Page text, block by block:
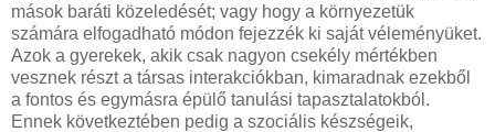
mások baráti közeledését; vagy hogy a környezetük
számára elfogadható módon fejezzék ki saját véleményüket.
Azok a gyerekek, akik csak nagyon csekély mértékben
vesznek részt a társas interakciókban, kimaradnak ezekből
a fontos és egymásra épülő tanulási tapasztalatokból.
Ennek következtében pedig a szociális készségeik,